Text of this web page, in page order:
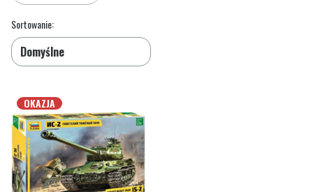
Koniec filtrów
Lista produktów
Sortowanie:
Domyślne
OKAZJA